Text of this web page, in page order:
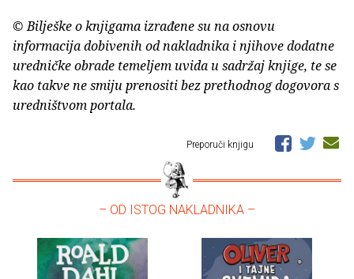
© Bilješke o knjigama izrađene su na osnovu
informacija dobivenih od nakladnika i njihove dodatne
uredničke obrade temeljem uvida u sadržaj knjige, te se
kao takve ne smiju prenositi bez prethodnog dogovora s
uredništvom portala.
Preporuči knjigu
– OD ISTOG NAKLADNIKA –